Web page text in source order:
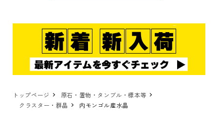
_
トップページ
原石・置物・タンブル・標本等
クラスター・群晶
内モンゴル産水晶